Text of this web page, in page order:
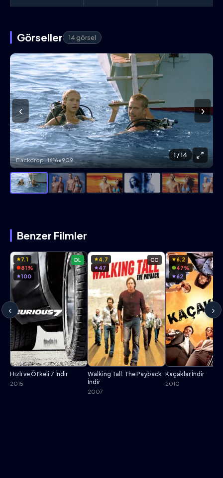
Görseller 14 görsel
‹
Backdrop · 1616×909
›
1 / 14
Benzer Filmler
‹
DL
7.1
81%
100
Hızlı ve Öfkeli 7 İndir
2015
CC
4.7
47
Walking Tall: The Payback
İndir
2007
6.2
47%
62
Kaçaklar İndir
2010
›